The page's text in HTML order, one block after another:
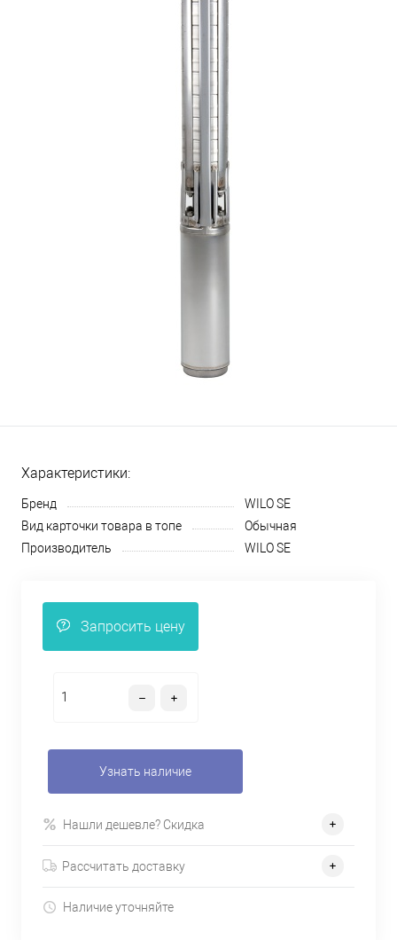
Характеристики:
Бренд
WILO SE
Вид карточки товара в топе
Обычная
Производитель
WILO SE
Запросить цену
Узнать наличие
Нашли дешевле? Скидка
Рассчитать доставку
Наличие уточняйте